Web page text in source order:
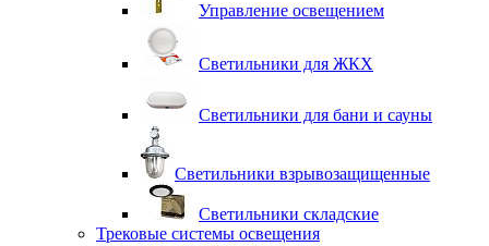
Управление освещением
Светильники для ЖКХ
Светильники для бани и сауны
Светильники взрывозащищенные
Светильники складские
Трековые системы освещения